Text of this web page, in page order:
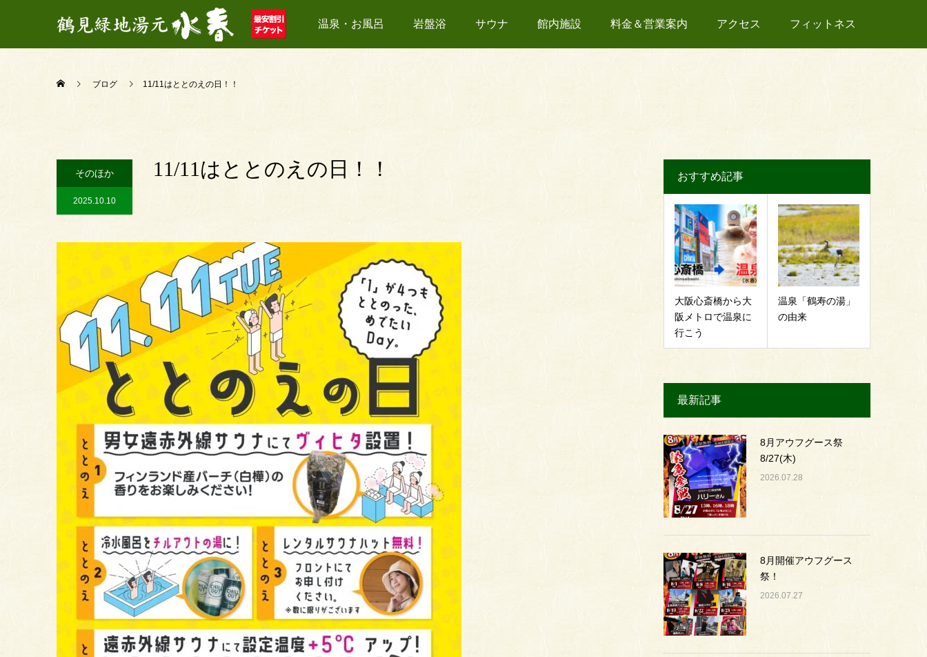
温泉・お風呂 岩盤浴 サウナ 館内施設 料金＆営業案内 アクセス フィットネス
ブログ 11/11はととのえの日！！
そのほか
2025.10.10
11/11はととのえの日！！ おすすめ記事
大阪心斎橋から大
阪メトロで温泉に
行こう
温泉「鶴寿の湯」
の由来
最新記事
8月アウフグース祭
8/27(木)
2026.07.28
8月開催アウフグース
祭！
2026.07.27